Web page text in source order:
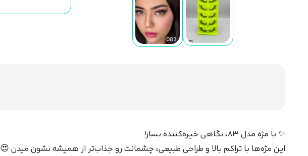
✨ با مژه مدل 83، نگاهی خیره‌کننده بساز!
این مژه‌ها با تراکم بالا و طراحی طبیعی، چشمانت رو جذاب‌تر از همیشه نشون میدن 😍